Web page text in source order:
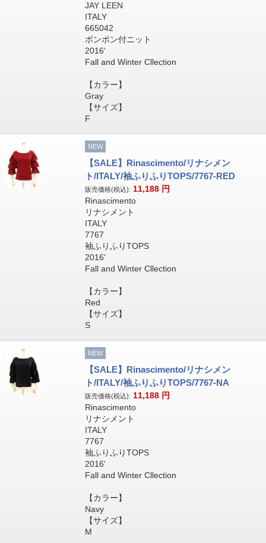
JAY LEEN
ITALY
665042
ボンボン付ニット
2016'
Fall and Winter Cllection
【カラー】
Gray
【サイズ】
F
NEW
【SALE】Rinascimento/リナシメン
ト/ITALY/袖ふりふりTOPS/7767-RED
販売価格(税込): 11,188 円
Rinascimento
リナシメント
ITALY
7767
袖ふりふりTOPS
2016'
Fall and Winter Cllection
【カラー】
Red
【サイズ】
S
NEW
【SALE】Rinascimento/リナシメン
ト/ITALY/袖ふりふりTOPS/7767-NA
販売価格(税込): 11,188 円
Rinascimento
リナシメント
ITALY
7767
袖ふりふりTOPS
2016'
Fall and Winter Cllection
【カラー】
Navy
【サイズ】
M